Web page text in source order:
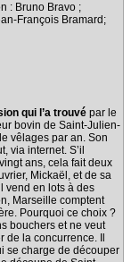
: Bruno Bravo ;
François Bramard;
qui l’a trouvé par le
bovin de Saint-Julien-
vêlages par an. Son
via internet. S’il
ans, cela fait deux
Mickaël, et de sa
vend en lots à des
Marseille comptent
Pourquoi ce choix ?
bouchers et ne veut
la concurrence. Il
se charge de découper